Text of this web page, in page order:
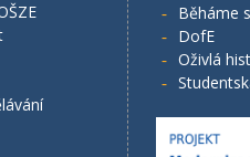
Běháme
DofE
Oživlá